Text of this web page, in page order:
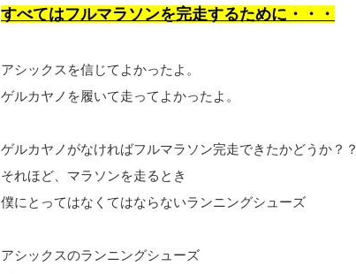
すべてはフルマラソンを完走するために・・・
アシックスを信じてよかったよ。
ゲルカヤノを履いて走ってよかったよ。
ゲルカヤノがなければフルマラソン完走できたかどうか？？
それほど、マラソンを走るとき
僕にとってはなくてはならないランニングシューズ
アシックスのランニングシューズ